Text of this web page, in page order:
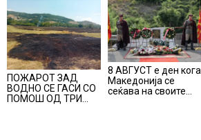
ПОЖАРОТ ЗАД
ВОДНО СЕ ГАСИ СО
ПОМОШ ОД ТРИ
8 АВГУСТ е ден кога
Македонија се
сеќава на своите